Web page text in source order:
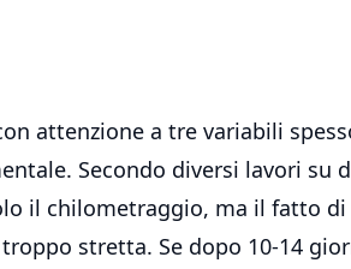
attenzione a tre variabili
Secondo diversi lavori su
il chilometraggio, ma il fatto
stretta. Se dopo 10-14